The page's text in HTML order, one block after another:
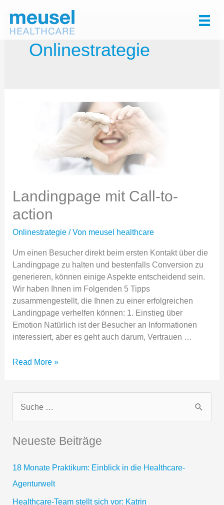
Inhalt
springen
Onlinestrategie
Landingpage mit Call-to-
action
Onlinestrategie / Von meusel healthcare
Um einen Besucher direkt beim ersten Kontakt über die
Landingpage zu halten und bestenfalls Conversion zu
generieren, können einige Aspekte entscheidend sein.
Wir haben Ihnen im Folgenden 5 Tipps
zusammengestellt, die Ihnen zu einer erfolgreichen
Landingpage verhelfen können: 1. Einstieg über
Emotion Natürlich ist der Besucher an Informationen
interessiert, aber es geht auch darum, Vertrauen …
Landingpage
action
Read More »
h
e
n
Neueste Beiträge
18 Monate Praktikum: Einblick in die Healthcare-
Agenturwelt
Healthcare-Team stellt sich vor: Katrin